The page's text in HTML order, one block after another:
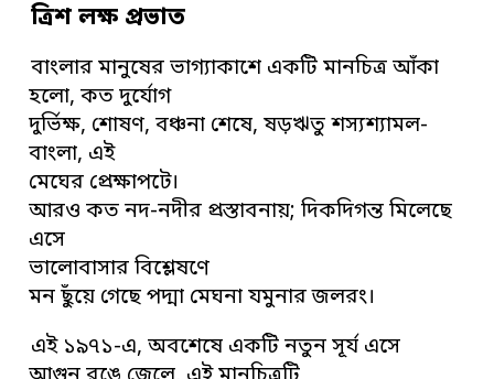
ত্রিশ লক্ষ প্রভাত
বাংলার মানুষের ভাগ্যাকাশে একটি মানচিত্র আঁকা
হলো, কত দুর্যোগ
দুর্ভিক্ষ, শোষণ, বঞ্চনা শেষে, ষড়ঋতু শস্যশ্যামল-
বাংলা, এই
মেঘের প্রেক্ষাপটে।
আরও কত নদ-নদীর প্রস্তাবনায়; দিকদিগন্ত মিলেছে
এসে
ভালোবাসার বিশ্লেষণে
মন ছুঁয়ে গেছে পদ্মা মেঘনা যমুনার জলরং।
এই ১৯৭১-এ, অবশেষে একটি নতুন সূর্য এসে